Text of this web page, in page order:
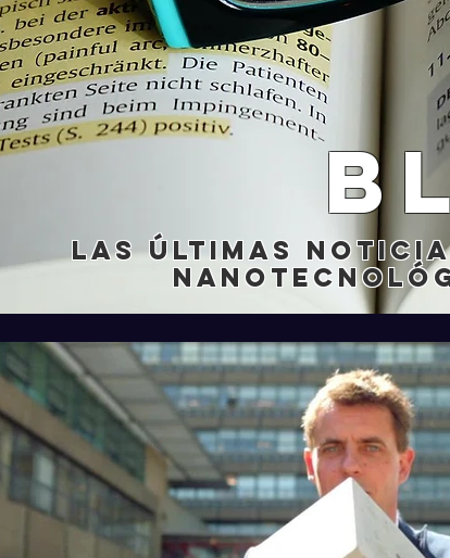
Las últimas